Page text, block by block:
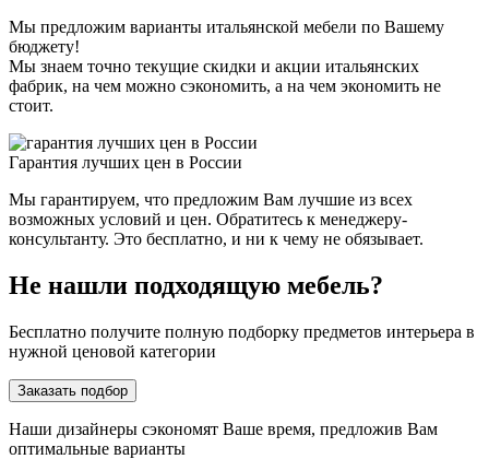
Мы предложим варианты итальянской мебели по Вашему
бюджету!
Мы знаем точно текущие скидки и акции итальянских
фабрик, на чем можно сэкономить, а на чем экономить не
стоит.
Гарантия лучших цен в России
Мы гарантируем, что предложим Вам лучшие из всех
возможных условий и цен. Обратитесь к менеджеру-
консультанту. Это бесплатно, и ни к чему не обязывает.
Не нашли подходящую мебель?
Бесплатно получите полную подборку предметов интерьера в
нужной ценовой категории
Заказать подбор
Наши дизайнеры сэкономят Ваше время, предложив Вам
оптимальные варианты